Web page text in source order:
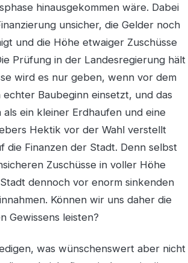
hinausgekommen wäre. Dabei
unsicher, die Gelder noch
und die Höhe etwaiger Zuschüsse
Prüfung in der Landesregierung hält
wird es nur geben, wenn vor dem
Baubeginn einsetzt, und das
als ein kleiner Erdhaufen und eine
Hektik vor der Wahl verstellt
die Finanzen der Stadt. Denn selbst
Zuschüsse in voller Höhe
dennoch vor enorm sinkenden
Können wir uns daher die
Gewissens leisten?
was wünschenswert aber nicht